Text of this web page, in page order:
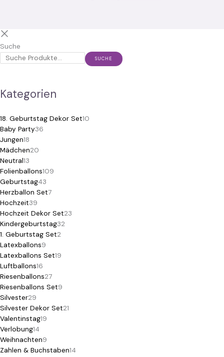
Suche
SUCHE
Kategorien
18. Geburtstag Dekor Set10
Baby Party36
Jungen18
Mädchen20
Neutral13
Folienballons109
Geburtstag43
Herzballon Set7
Hochzeit39
Hochzeit Dekor Set23
Kindergeburtstag32
1. Geburtstag Set2
Latexballons9
Latexballons Set19
Luftballons16
Riesenballons27
Riesenballons Set9
Silvester29
Silvester Dekor Set21
Valentinstag19
Verlobung14
Weihnachten9
Zahlen & Buchstaben14